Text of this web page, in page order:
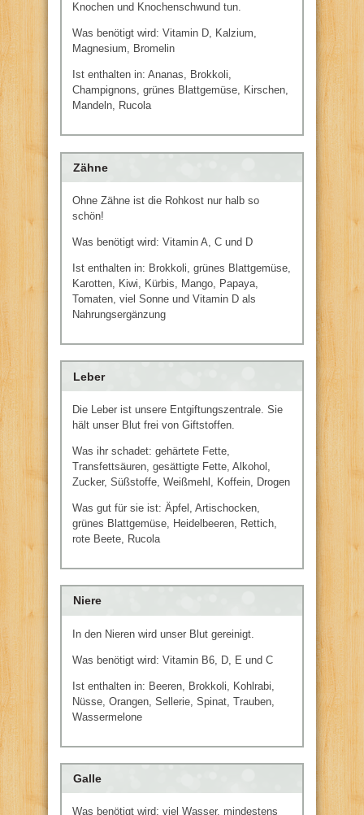
Knochen und Knochenschwund tun.
Was benötigt wird: Vitamin D, Kalzium,
Magnesium, Bromelin
Ist enthalten in: Ananas, Brokkoli,
Champignons, grünes Blattgemüse, Kirschen,
Mandeln, Rucola
Zähne
Ohne Zähne ist die Rohkost nur halb so
schön!
Was benötigt wird: Vitamin A, C und D
Ist enthalten in: Brokkoli, grünes Blattgemüse,
Karotten, Kiwi, Kürbis, Mango, Papaya,
Tomaten, viel Sonne und Vitamin D als
Nahrungsergänzung
Leber
Die Leber ist unsere Entgiftungszentrale. Sie
hält unser Blut frei von Giftstoffen.
Was ihr schadet: gehärtete Fette,
Transfettsäuren, gesättigte Fette, Alkohol,
Zucker, Süßstoffe, Weißmehl, Koffein, Drogen
Was gut für sie ist: Äpfel, Artischocken,
grünes Blattgemüse, Heidelbeeren, Rettich,
rote Beete, Rucola
Niere
In den Nieren wird unser Blut gereinigt.
Was benötigt wird: Vitamin B6, D, E und C
Ist enthalten in: Beeren, Brokkoli, Kohlrabi,
Nüsse, Orangen, Sellerie, Spinat, Trauben,
Wassermelone
Galle
Was benötigt wird: viel Wasser, mindestens